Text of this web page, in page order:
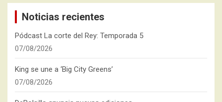
Noticias recientes
Pódcast La corte del Rey: Temporada 5
07/08/2026
King se une a ‘Big City Greens’
07/08/2026